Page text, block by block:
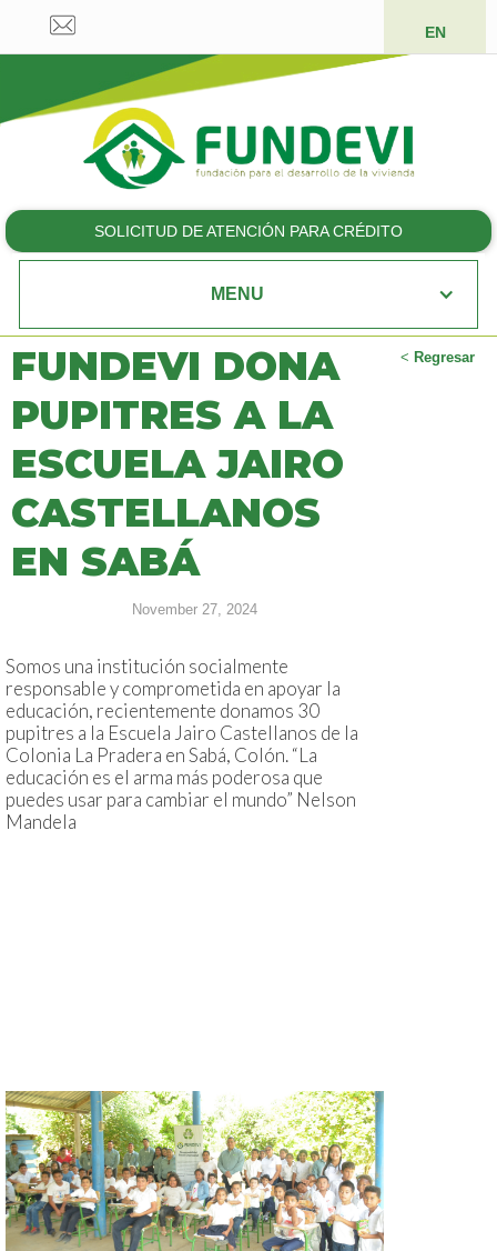
EN
SOLICITUD DE ATENCIÓN PARA CRÉDITO
MENU
< Regresar
FUNDEVI DONA
PUPITRES A LA
ESCUELA JAIRO
CASTELLANOS
EN SABÁ
November 27, 2024
Somos una institución socialmente
responsable y comprometida en apoyar la
educación, recientemente donamos 30
pupitres a la Escuela Jairo Castellanos de la
Colonia La Pradera en Sabá, Colón. “La
educación es el arma más poderosa que
puedes usar para cambiar el mundo” Nelson
Mandela